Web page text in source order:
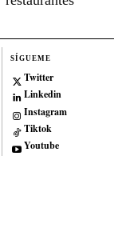
SÍGUEME
Twitter
Linkedin
Instagram
Tiktok
Youtube